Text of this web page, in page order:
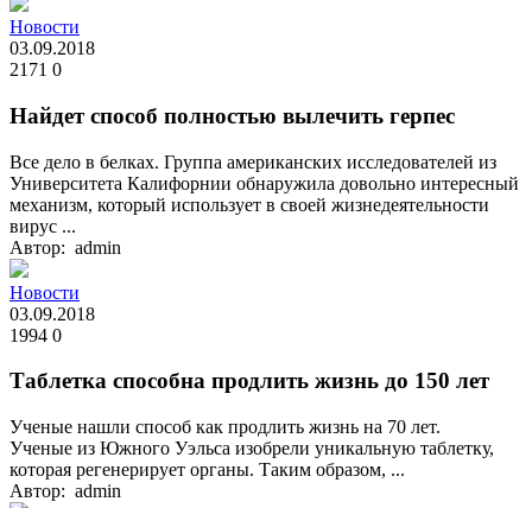
Новости
03.09.2018
2171 0
Найдет способ полностью вылечить герпес
Все дело в белках. Группа американских исследователей из
Университета Калифорнии обнаружила довольно интересный
механизм, который использует в своей жизнедеятельности
вирус ...
Автор: admin
Новости
03.09.2018
1994 0
Таблетка способна продлить жизнь до 150 лет
Ученые нашли способ как продлить жизнь на 70 лет.
Ученые из Южного Уэльса изобрели уникальную таблетку,
которая регенерирует органы. Таким образом, ...
Автор: admin